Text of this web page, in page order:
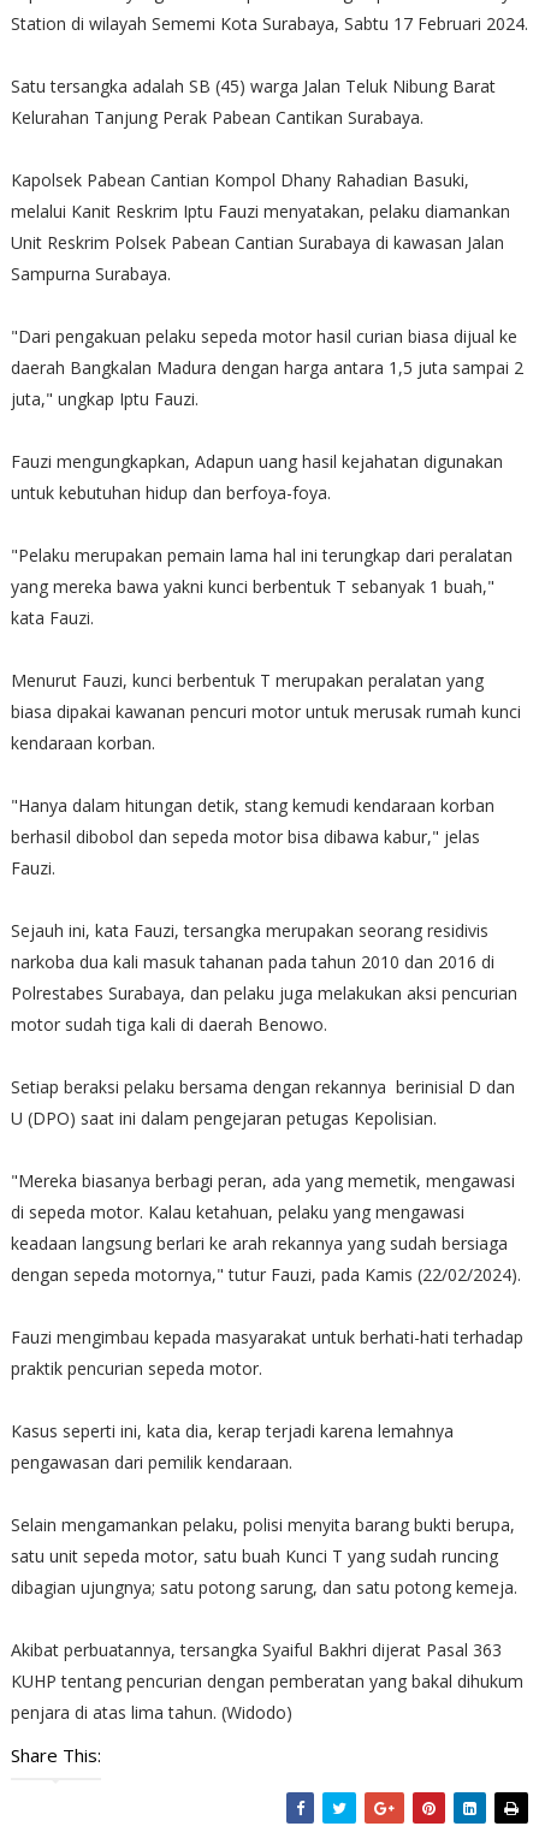
Station di wilayah Sememi Kota Surabaya, Sabtu 17 Februari 2024.
Satu tersangka adalah SB (45) warga Jalan Teluk Nibung Barat
Kelurahan Tanjung Perak Pabean Cantikan Surabaya.
Kapolsek Pabean Cantian Kompol Dhany Rahadian Basuki,
melalui Kanit Reskrim Iptu Fauzi menyatakan, pelaku diamankan
Unit Reskrim Polsek Pabean Cantian Surabaya di kawasan Jalan
Sampurna Surabaya.
"Dari pengakuan pelaku sepeda motor hasil curian biasa dijual ke
daerah Bangkalan Madura dengan harga antara 1,5 juta sampai 2
juta," ungkap Iptu Fauzi.
Fauzi mengungkapkan, Adapun uang hasil kejahatan digunakan
untuk kebutuhan hidup dan berfoya-foya.
"Pelaku merupakan pemain lama hal ini terungkap dari peralatan
yang mereka bawa yakni kunci berbentuk T sebanyak 1 buah,"
kata Fauzi.
Menurut Fauzi, kunci berbentuk T merupakan peralatan yang
biasa dipakai kawanan pencuri motor untuk merusak rumah kunci
kendaraan korban.
"Hanya dalam hitungan detik, stang kemudi kendaraan korban
berhasil dibobol dan sepeda motor bisa dibawa kabur," jelas
Fauzi.
Sejauh ini, kata Fauzi, tersangka merupakan seorang residivis
narkoba dua kali masuk tahanan pada tahun 2010 dan 2016 di
Polrestabes Surabaya, dan pelaku juga melakukan aksi pencurian
motor sudah tiga kali di daerah Benowo.
Setiap beraksi pelaku bersama dengan rekannya berinisial D dan
U (DPO) saat ini dalam pengejaran petugas Kepolisian.
"Mereka biasanya berbagi peran, ada yang memetik, mengawasi
di sepeda motor. Kalau ketahuan, pelaku yang mengawasi
keadaan langsung berlari ke arah rekannya yang sudah bersiaga
dengan sepeda motornya," tutur Fauzi, pada Kamis (22/02/2024).
Fauzi mengimbau kepada masyarakat untuk berhati-hati terhadap
praktik pencurian sepeda motor.
Kasus seperti ini, kata dia, kerap terjadi karena lemahnya
pengawasan dari pemilik kendaraan.
Selain mengamankan pelaku, polisi menyita barang bukti berupa,
satu unit sepeda motor, satu buah Kunci T yang sudah runcing
dibagian ujungnya; satu potong sarung, dan satu potong kemeja.
Akibat perbuatannya, tersangka Syaiful Bakhri dijerat Pasal 363
KUHP tentang pencurian dengan pemberatan yang bakal dihukum
penjara di atas lima tahun. (Widodo)
Share This: